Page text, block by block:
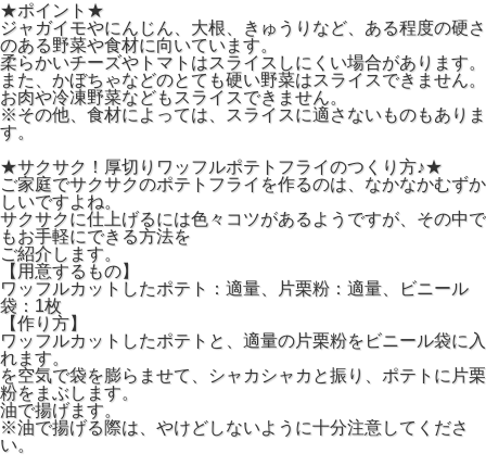
★ポイント★
ジャガイモやにんじん、大根、きゅうりなど、ある程度の硬さ
のある野菜や食材に向いています。
柔らかいチーズやトマトはスライスしにくい場合があります。
また、かぼちゃなどのとても硬い野菜はスライスできません。
お肉や冷凍野菜などもスライスできません。
※その他、食材によっては、スライスに適さないものもありま
す。
★サクサク！厚切りワッフルポテトフライのつくり方♪★
ご家庭でサクサクのポテトフライを作るのは、なかなかむずか
しいですよね。
サクサクに仕上げるには色々コツがあるようですが、その中で
もお手軽にできる方法を
ご紹介します。
【用意するもの】
ワッフルカットしたポテト：適量、片栗粉：適量、ビニール
袋：1枚
【作り方】
ワッフルカットしたポテトと、適量の片栗粉をビニール袋に入
れます。
を空気で袋を膨らませて、シャカシャカと振り、ポテトに片栗
粉をまぶします。
油で揚げます。
※油で揚げる際は、やけどしないように十分注意してくださ
い。